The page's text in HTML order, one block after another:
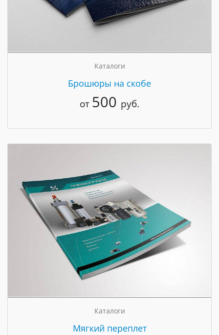
Каталоги
Брошюры на скобе
от 500 руб.
Каталоги
Мягкий переплет